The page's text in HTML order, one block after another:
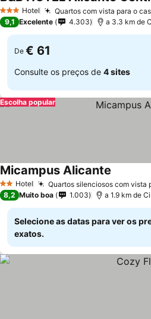
3 EstrelasHotel Quartos com vista para o
9,1 Excelente 4.303 a 3.3 km de
De € 61
Consulte os preços de 4 sites
Escolha popular
2 Estrelas
Hotel Quartos silenciosos com vista
Micampus Alicante
8,2 Muito boa 1.003 a 1.9 km de
Selecione as datas para ver os
exatos.